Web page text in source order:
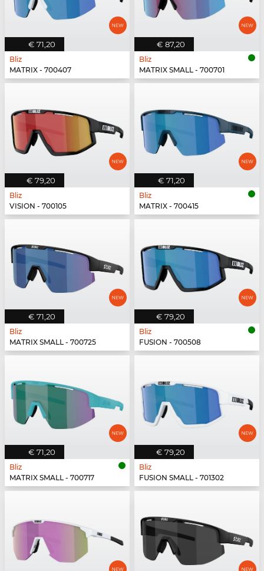
€ 71,20
Bliz
MATRIX - 700407
€ 87,20
Bliz
MATRIX SMALL - 700701
€ 79,20
Bliz
VISION - 700105
€ 71,20
Bliz
MATRIX - 700415
€ 71,20
Bliz
MATRIX SMALL - 700725
€ 79,20
Bliz
FUSION - 700508
€ 71,20
Bliz
MATRIX SMALL - 700717
€ 79,20
Bliz
FUSION SMALL - 701302